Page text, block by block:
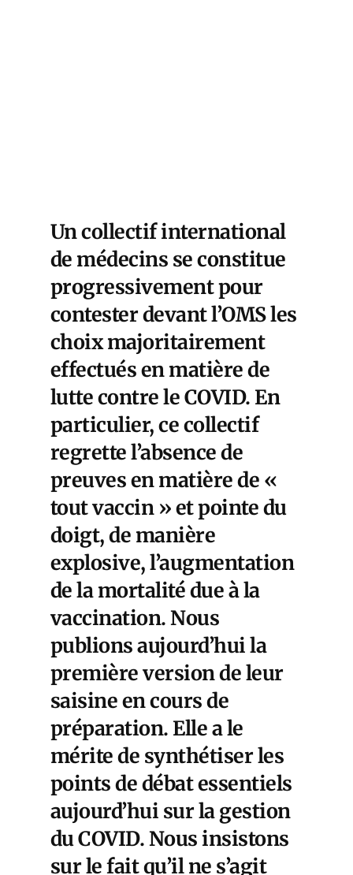
Un collectif international
de médecins se constitue
progressivement pour
contester devant l’OMS les
choix majoritairement
effectués en matière de
lutte contre le COVID. En
particulier, ce collectif
regrette l’absence de
preuves en matière de «
tout vaccin » et pointe du
doigt, de manière
explosive, l’augmentation
de la mortalité due à la
vaccination. Nous
publions aujourd’hui la
première version de leur
saisine en cours de
préparation. Elle a le
mérite de synthétiser les
points de débat essentiels
aujourd’hui sur la gestion
du COVID. Nous insistons
sur le fait qu’il ne s’agit